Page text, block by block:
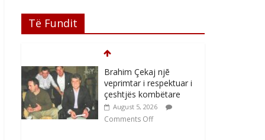
Të Fundit
Brahim Çekaj njē
veprimtar i respektuar i
çeshtjës kombëtare
August 5, 2026
Comments Off